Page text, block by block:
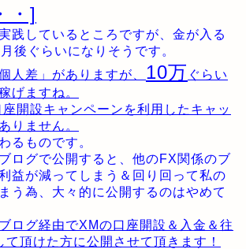
・]
践しているところですが、金が入る
後ぐらいになりそうです。
人差」がありますが、 10万 ぐらい
げますね。
開設キャンペーンを利用したキャッ
りません。
るものです。
ログで公開すると、他のFX関係のブ
益が減ってしまう＆回り回って私の
う為、大々的に公開するのはやめて
ログ経由でXMの口座開設＆入金＆往
頂けた方に公開させて頂きます！